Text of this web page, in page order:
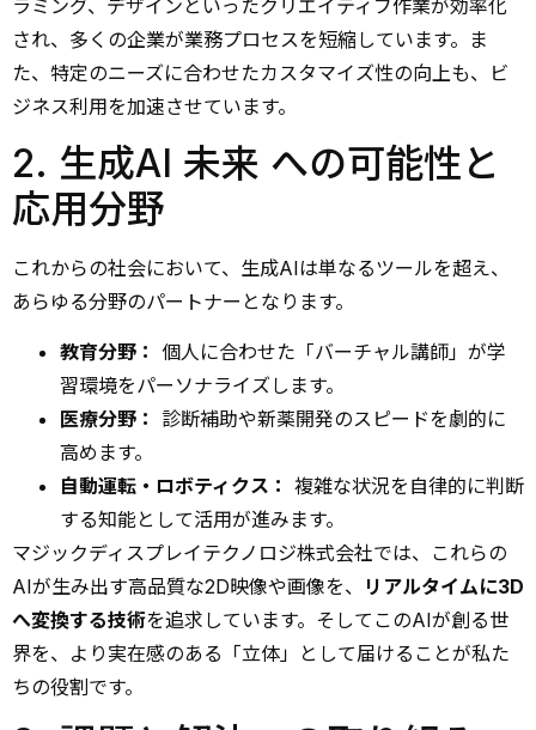
ラミング、デザインといったクリエイティブ作業が効率化
され、多くの企業が業務プロセスを短縮しています。ま
た、特定のニーズに合わせたカスタマイズ性の向上も、ビ
ジネス利用を加速させています。
2. 生成AI 未来 への可能性と
応用分野
これからの社会において、生成AIは単なるツールを超え、
あらゆる分野のパートナーとなります。
教育分野：
個人に合わせた「バーチャル講師」が学
習環境をパーソナライズします。
医療分野：
診断補助や新薬開発のスピードを劇的に
高めます。
自動運転・ロボティクス： 複雑な状況を自律的に判断
する知能として活用が進みます。
マジックディスプレイテクノロジ株式会社では、これらの
AIが生み出す高品質な2D映像や画像を、
リアルタイムに3D
へ変換する技術を追求しています。そしてこのAIが創る世
界を、より実在感のある「立体」として届けることが私た
ちの役割です。